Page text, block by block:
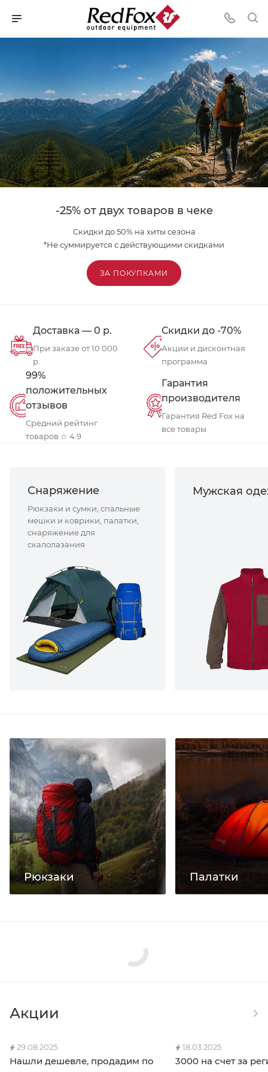
-25% от двух товаров в чеке
Скидки до 50% на хиты сезона
*Не суммируется с действующими скидками
ЗА ПОКУПКАМИ
Доставка — 0 р.
При заказе от 10 000
р.
Скидки до -70%
Акции и дисконтная
программа
99%
положительных
отзывов
Средний рейтинг
товаров ☆ 4.9
Гарантия
производителя
Гарантия Red Fox на
все товары
Снаряжение
Рюкзаки и сумки, спальные
мешки и коврики, палатки,
снаряжение для
скалолазания
Мужская
Рюкзаки Палатки
Акции
29.08.2025
Нашли дешевле, продадим по
18.03.2025
3000 на счет за